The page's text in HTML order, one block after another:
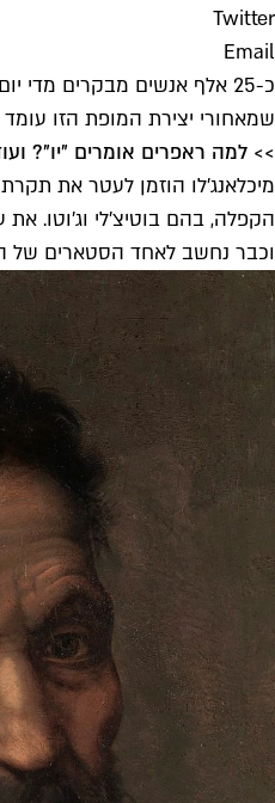
Twitter
Email
כ-25 אלף אנשים מבקרים
שמאחורי יצירת המופת הזו
>> למה ראפרים אומרים "יו"?
וכבר נחשב לאחד הסטארים של